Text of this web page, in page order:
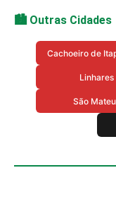
🏙️ Outras Cidades
Cachoeiro de
Linhares
São